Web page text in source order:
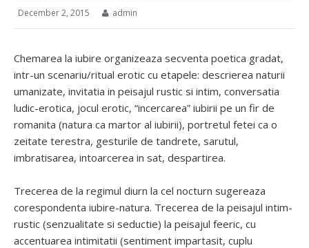
December 2, 2015 admin
Chemarea la iubire organizeaza secventa poetica gradat,
intr-un scenariu/ritual erotic cu etapele: descrierea naturii
umanizate, invitatia in peisajul rustic si intim, conversatia
ludic-erotica, jocul erotic, “incercarea” iubirii pe un fir de
romanita (natura ca martor al iubirii), portretul fetei ca o
zeitate terestra, gesturile de tandrete, sarutul,
imbratisarea, intoarcerea in sat, despartirea.
Trecerea de la regimul diurn la cel nocturn sugereaza
corespondenta iubire-natura. Trecerea de la peisajul intim-
rustic (senzualitate si seductie) la peisajul feeric, cu
accentuarea intimitatii (sentiment impartasit, cuplu